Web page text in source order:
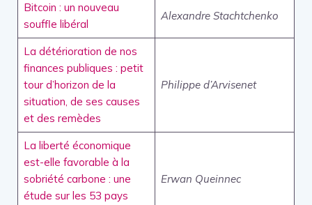
Bitcoin : un nouveau
souffle libéral
Alexandre Stachtchenko
La détérioration de nos
finances publiques : petit
tour d’horizon de la
situation, de ses causes
et des remèdes
Philippe d’Arvisenet
La liberté économique
est-elle favorable à la
sobriété carbone : une
étude sur les 53 pays
Erwan Queinnec